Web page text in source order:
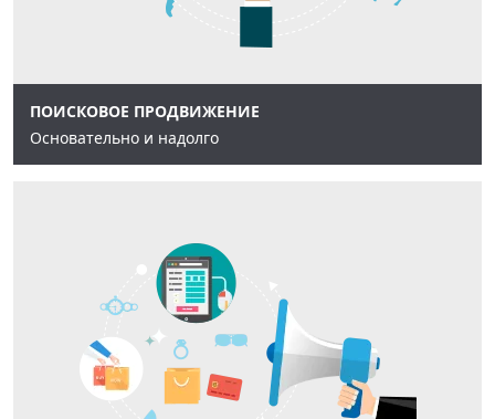
ПОИСКОВОЕ ПРОДВИЖЕНИЕ
Основательно и надолго